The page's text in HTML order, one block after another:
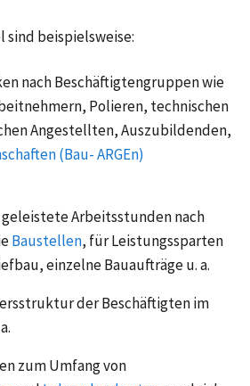
beispielsweise:
nach Beschäftigtengruppen wie
Polieren, technischen
Angestellten, Auszubildenden,
(Bau- ARGEn)
Arbeitsstunden nach
Baustellen, für Leistungssparten
einzelne Bauaufträgeu. a.
der Beschäftigten im
zum Umfang von